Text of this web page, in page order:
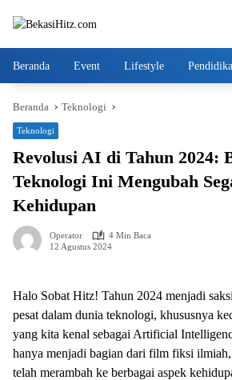
Beranda Event Lifestyle
Beranda Teknologi
Teknologi
Revolusi AI di Tahun 2024:
Teknologi Ini Mengubah
Kehidupan
Operator
4 Min Baca
12 Agustus 2024
Halo Sobat Hitz! Tahun 2024 menjadi
pesat dalam dunia teknologi, khususnya
yang kita kenal sebagai Artificial
hanya menjadi bagian dari film fiksi
telah merambah ke berbagai aspek